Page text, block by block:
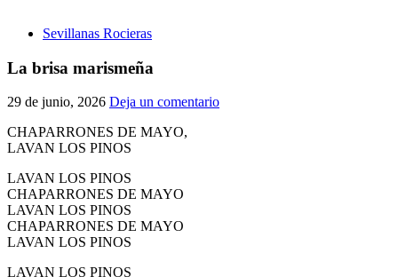
Sevillanas Rocieras
La brisa marismeña
29 de junio, 2026 Deja un comentario
CHAPARRONES DE MAYO,
LAVAN LOS PINOS
LAVAN LOS PINOS
CHAPARRONES DE MAYO
LAVAN LOS PINOS
CHAPARRONES DE MAYO
LAVAN LOS PINOS
LAVAN LOS PINOS
¿Cuándo se construyó la primera ermita?
El traslado cada siete años
Rocío?
Quiero hacer el camino,¿que tengo que hacer?